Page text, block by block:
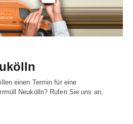
einen Termin für eine
Neukölln? Rufen Sie uns an,